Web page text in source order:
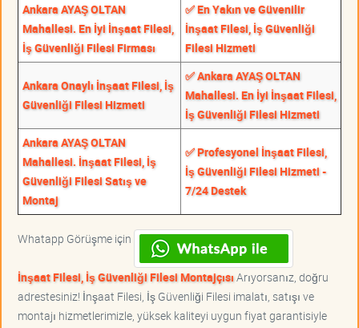
Ankara AYAŞ OLTAN
Mahallesi. En İyi İnşaat Filesi,
İş Güvenliği Filesi Firması
✅ En Yakın ve Güvenilir
İnşaat Filesi, İş Güvenliği
Filesi Hizmeti
Ankara Onaylı İnşaat Filesi, İş
Güvenliği Filesi Hizmeti
✅ Ankara AYAŞ OLTAN
Mahallesi. En İyi İnşaat Filesi,
İş Güvenliği Filesi Hizmeti
Ankara AYAŞ OLTAN
Mahallesi. İnşaat Filesi, İş
Güvenliği Filesi Satış ve
Montaj
✅ Profesyonel İnşaat Filesi,
İş Güvenliği Filesi Hizmeti -
7/24 Destek
Whatapp Görüşme için
İnşaat Filesi, İş Güvenliği Filesi MontajçısıArıyorsanız, doğru
adrestesiniz! İnşaat Filesi, İş Güvenliği Filesi imalatı, satışı ve
montajı hizmetlerimizle, yüksek kaliteyi uygun fiyat garantisiyle